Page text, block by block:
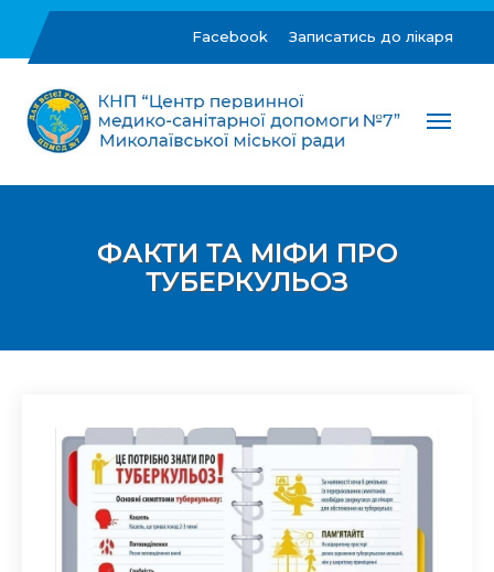
content
Facebook Записатись до лікаря
ЦПМСД №7 м.Миколаїв
первинної медико-санітарної допомоги №7"
ФАКТИ ТА МІФИ ПРО
ТУБЕРКУЛЬОЗ